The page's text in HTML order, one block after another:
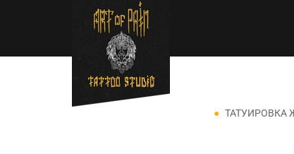
Перейти к основному содержанию
Строка
ТАТУИРОВКА